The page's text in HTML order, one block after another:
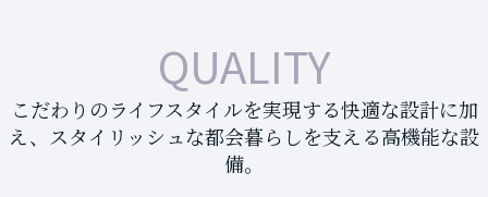
QUALITY
こだわりのライフスタイルを実現する快適な設計に加
え、スタイリッシュな都会暮らしを支える高機能な設
備。